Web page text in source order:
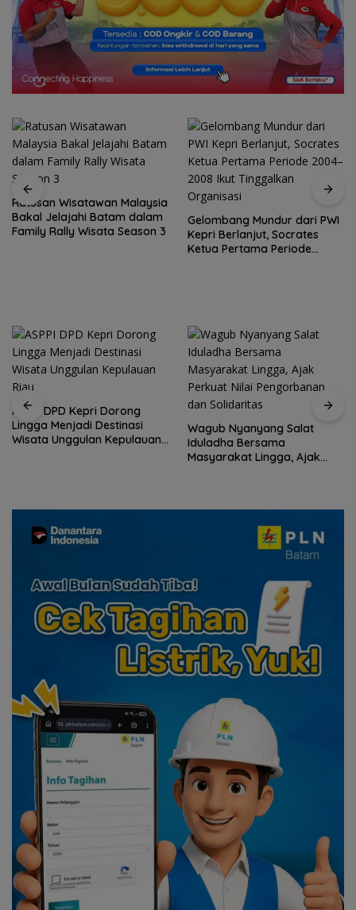
Ratusan Wisatawan Malaysia
Bakal Jelajahi Batam dalam
Family Rally Wisata Season 3
Gelombang Mundur dari PWI
Kepri Berlanjut, Socrates
Ketua Pertama Periode
ASPPI DPD Kepri Dorong
Lingga Menjadi Destinasi
Wisata Unggulan Kepulauan
Wagub Nyanyang Salat
Iduladha Bersama
Masyarakat Lingga, Ajak